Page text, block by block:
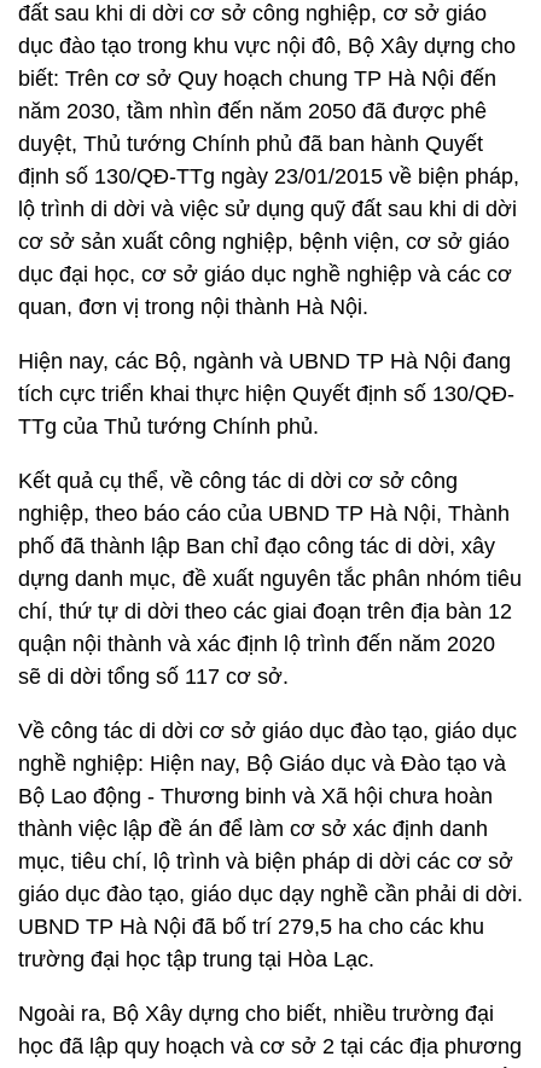
đất sau khi di dời cơ sở công nghiệp, cơ sở giáo
dục đào tạo trong khu vực nội đô, Bộ Xây dựng cho
biết: Trên cơ sở Quy hoạch chung TP Hà Nội đến
năm 2030, tầm nhìn đến năm 2050 đã được phê
duyệt, Thủ tướng Chính phủ đã ban hành Quyết
định số 130/QĐ-TTg ngày 23/01/2015 về biện pháp,
lộ trình di dời và việc sử dụng quỹ đất sau khi di dời
cơ sở sản xuất công nghiệp, bệnh viện, cơ sở giáo
dục đại học, cơ sở giáo dục nghề nghiệp và các cơ
quan, đơn vị trong nội thành Hà Nội.
Hiện nay, các Bộ, ngành và UBND TP Hà Nội đang
tích cực triển khai thực hiện Quyết định số 130/QĐ-
TTg của Thủ tướng Chính phủ.
Kết quả cụ thể, về công tác di dời cơ sở công
nghiệp, theo báo cáo của UBND TP Hà Nội, Thành
phố đã thành lập Ban chỉ đạo công tác di dời, xây
dựng danh mục, đề xuất nguyên tắc phân nhóm tiêu
chí, thứ tự di dời theo các giai đoạn trên địa bàn 12
quận nội thành và xác định lộ trình đến năm 2020
sẽ di dời tổng số 117 cơ sở.
Về công tác di dời cơ sở giáo dục đào tạo, giáo dục
nghề nghiệp: Hiện nay, Bộ Giáo dục và Đào tạo và
Bộ Lao động - Thương binh và Xã hội chưa hoàn
thành việc lập đề án để làm cơ sở xác định danh
mục, tiêu chí, lộ trình và biện pháp di dời các cơ sở
giáo dục đào tạo, giáo dục dạy nghề cần phải di dời.
UBND TP Hà Nội đã bố trí 279,5 ha cho các khu
trường đại học tập trung tại Hòa Lạc.
Ngoài ra, Bộ Xây dựng cho biết, nhiều trường đại
học đã lập quy hoạch và cơ sở 2 tại các địa phương